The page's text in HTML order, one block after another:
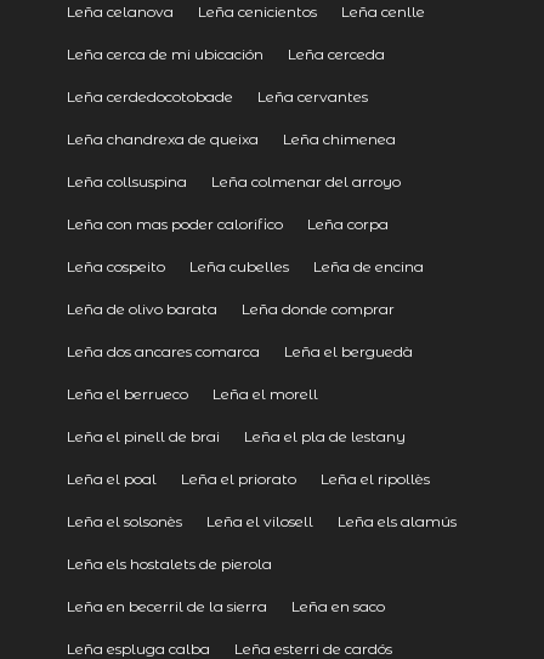
Leña celanova Leña cenicientos Leña cenlle
Leña cerca de mi ubicación Leña cerceda
Leña cerdedocotobade Leña cervantes
Leña chandrexa de queixa Leña chimenea
Leña collsuspina Leña colmenar del arroyo
Leña con mas poder calorifico Leña corpa
Leña cospeito Leña cubelles Leña de encina
Leña de olivo barata Leña donde comprar
Leña dos ancares comarca Leña el berguedà
Leña el berrueco Leña el morell
Leña el pinell de brai Leña el pla de lestany
Leña el poal Leña el priorato Leña el ripollès
Leña el solsonès Leña el vilosell Leña els alamús
Leña els hostalets de pierola
Leña en becerril de la sierra Leña en saco
Leña espluga calba Leña esterri de cardós